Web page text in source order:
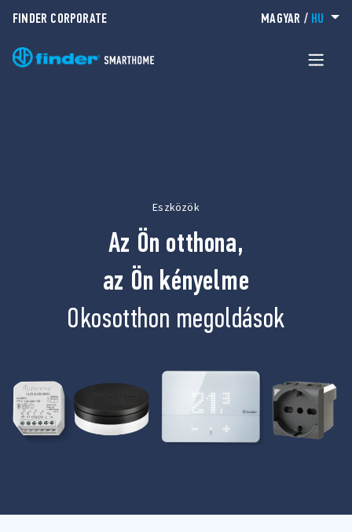
FINDER CORPORATE MAGYAR / HU
Eszközök
Az Ön otthona,
az Ön kényelme
Okosotthon megoldások